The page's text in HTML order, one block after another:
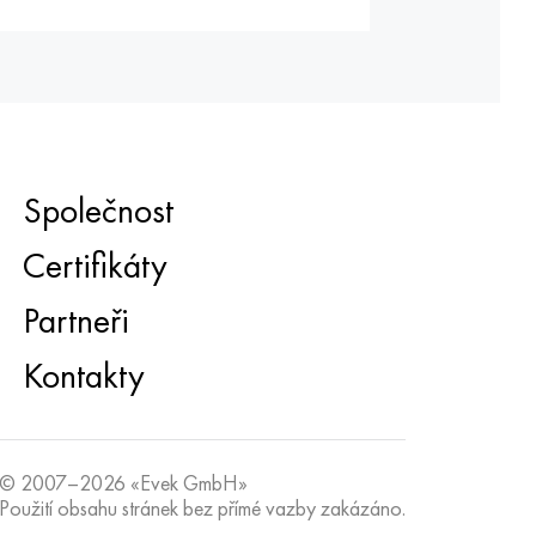
Společnost
Certifikáty
Partneři
Kontakty
© 2007–2026 «Evek GmbH»
Použití obsahu stránek bez přímé vazby zakázáno.